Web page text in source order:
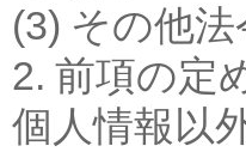
(3) その他
2. 前項の定
個人情報以